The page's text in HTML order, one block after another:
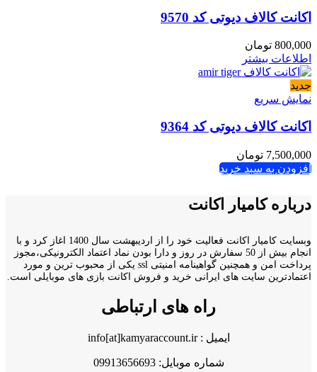
اکانت کالاف دیوتی کد 9570
800,000 تومان
اطلاعات بیشتر
جدید
نمایش سریع
اکانت کالاف دیوتی کد 9364
7,500,000 تومان
افزودن به سبد خرید
درباره کامیار اکانت
وبسایت کامیار اکانت فعالیت خود را از اردیبهشت سال 1400 اغاز کرد و با
انجام بیش از 50 سفارش در روز و دارا بودن نماد اعتماد الکترونیکی،مجوز
پرداخت امن و همچنین گواهینامه امنیتی ssl یکی از محبوب ترین و مورد
اعتمادترین سایت های ایرانی خرید و فروش اکانت بازی های موبایلی است.
راه های ارتباطی
ایمیل : info[at]kamyaraccount.ir
شماره موبایل: 09913656693